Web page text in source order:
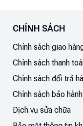
của mỗi gia
càng nhiều các
dụng. Chắc chắn
trần hà nộicủa Điện
CHÍNH SÁCH
Chính sách giao
Chính sách thanh
Chính sách đổi trả
Chính sách bảo hành
Dịch vụ sửa chữa